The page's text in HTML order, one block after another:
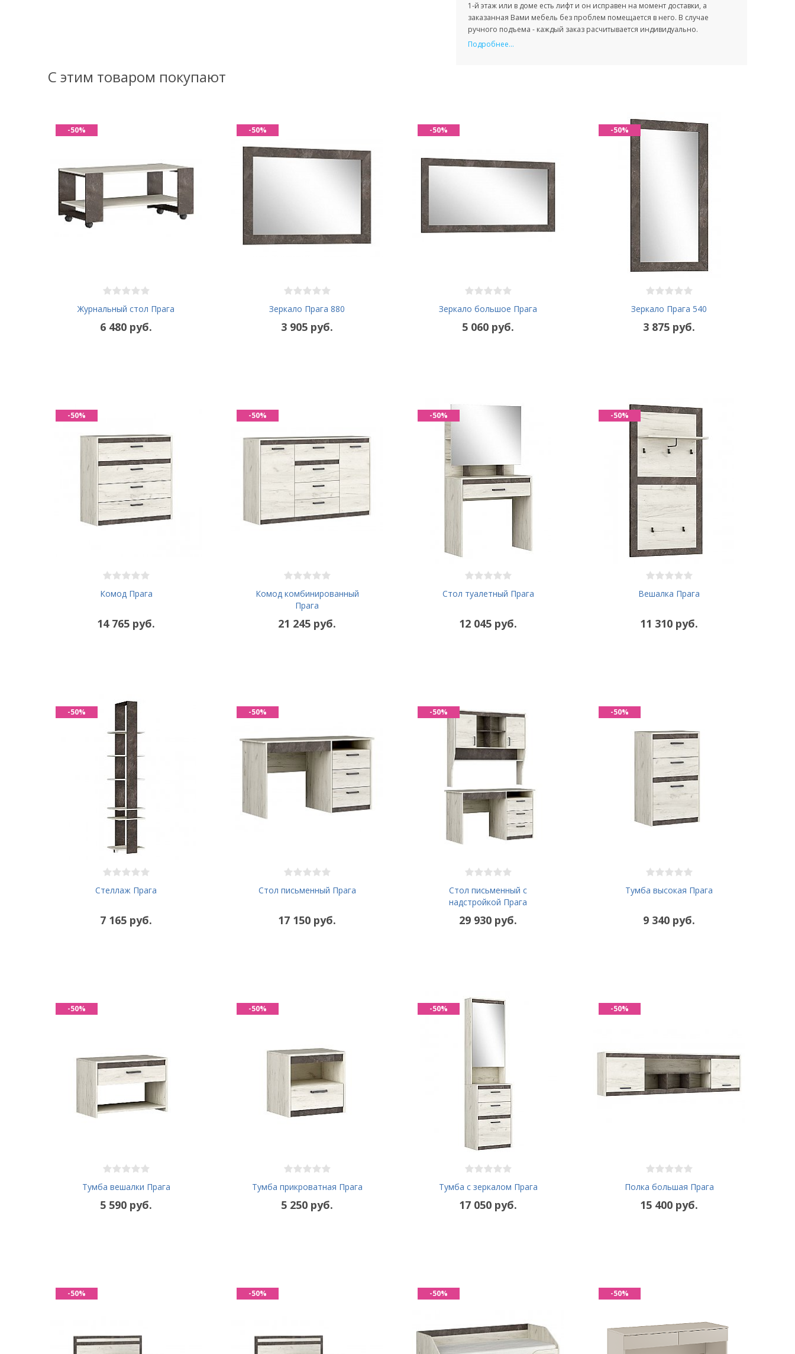
1-й этаж или в доме есть лифт и он исправен на момент доставки, а
заказанная Вами мебель без проблем помещается в него. В случае
ручного подъема - каждый заказ расчитывается индивидуально.
Подробнее...
С этим товаром покупают
Журнальный стол Прага
6 480 руб.
-50%
Зеркало Прага 880
3 905 руб.
-50%
Зеркало большое Прага
5 060 руб.
-50%
Зеркало Прага 540
3 875 руб.
-50%
Комод Прага
14 765 руб.
-50%
Комод комбинированный
Прага
21 245 руб.
-50%
Стол туалетный Прага
12 045 руб.
-50%
Вешалка Прага
11 310 руб.
-50%
Cтеллаж Прага
7 165 руб.
-50%
Стол письменный Прага
17 150 руб.
-50%
Стол письменный с
надстройкой Прага
29 930 руб.
-50%
Тумба высокая Прага
9 340 руб.
-50%
Тумба вешалки Прага
5 590 руб.
-50%
Тумба прикроватная Прага
5 250 руб.
-50%
Тумба с зеркалом Прага
17 050 руб.
-50%
Полка большая Прага
15 400 руб.
-50%
-50% -50% -50% -50%